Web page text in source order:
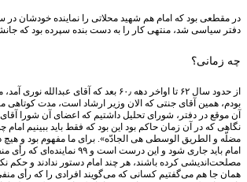
در مقطعی بود که امام هم شهید محلاتی را نماینده خودشان در
دفتر سیاسی شد، منتهی کار را به دست بنده سپرده بود که
چه زمانی؟
بودم، همین آقای جنتی که الان وزیر ارشاد است، مدت
آن موقع در دفتر، شورای تحلیل داشتیم که اعضای آن شورا آقای
نگاهی که در آن زمان حاکم بود این بود که فقط باید ببینیم
امام باید جاری شود و
مصلحت‌اندیشی کرده باشند، هر چند امام دستور ندادند و حکم
همان جا هم می‌گفتیم کسانی که می‌گویند افرادی را که رأی